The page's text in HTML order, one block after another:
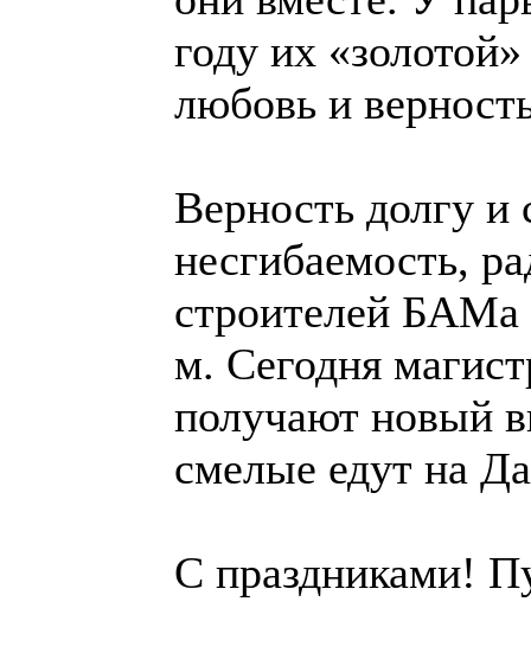
году их
любовь и
Верность долгу и
несгибаемость,
строителей БАМа
м. Сегодня
получают новый
смелые едут на
С праздниками!